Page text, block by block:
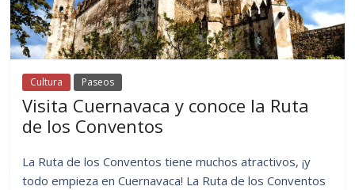
Cultura Paseos
Visita Cuernavaca y conoce la Ruta
de los Conventos
La Ruta de los Conventos tiene muchos atractivos, ¡y
todo empieza en Cuernavaca! La Ruta de los Conventos